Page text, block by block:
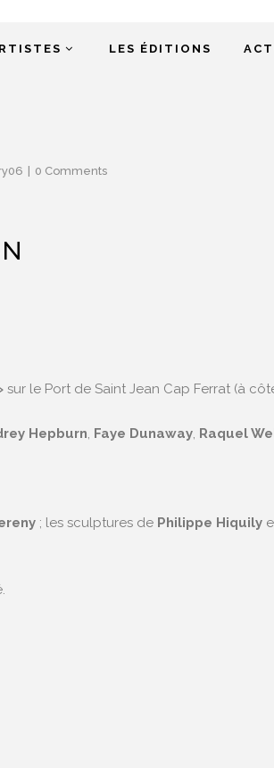
LES ÉDITIONS
0 Comments
sur le Port de Saint Jean Cap Ferrat (à
Hepburn, Faye Dunaway, Raquel
; les sculptures de Philippe Hiquily